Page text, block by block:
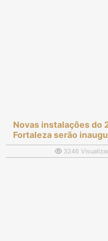
Novas instalações do
Fortaleza serão
3246